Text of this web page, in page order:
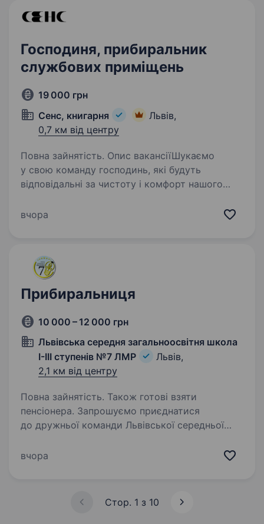
Господиня, прибиральник
службових приміщень
19 000 грн
Сенс, книгарня
Львів,
0,7 км від центру
Повна зайнятість. Опис вакансіїШукаємо
у свою команду господинь, які будуть
відповідальні за чистоту і комфорт нашого
та ввічливість; Любов до порядку та чистоти.
вчора
Прибиральниця
10 000 – 12 000 грн
Львівська середня загальноосвітня школа
І-ІІІ ступенів №7 ЛМР
Львів,
2,1 км від центру
Повна зайнятість. Також готові взяти
пенсіонера. Запрошуємо приєднатися
до дружньої команди Львівської середньої
прибиральниці. Ми цінуємо кожного, хто
вчора
Стор. 1 з 10